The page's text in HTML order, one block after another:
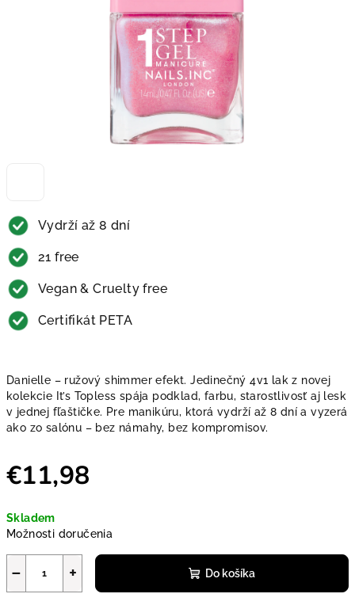
Vydrží až 8 dní
21 free
Vegan & Cruelty free
Certifikát PETA
Danielle – ružový shimmer efekt. Jedinečný 4v1 lak z novej
kolekcie It’s Topless spája podklad, farbu, starostlivosť aj lesk
v jednej fľaštičke. Pre manikúru, ktorá vydrží až 8 dní a vyzerá
ako zo salónu – bez námahy, bez kompromisov.
€11,98
Skladem
Možnosti doručenia
+
− Do košíka